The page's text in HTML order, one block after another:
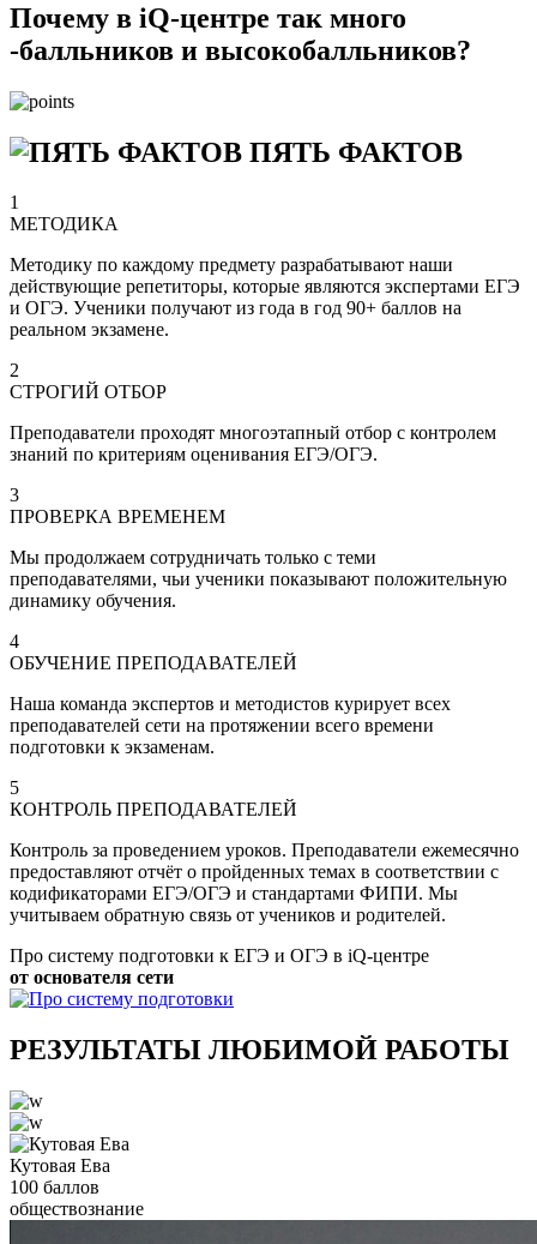
Почему в iQ-центре так много
-балльников и высокобалльников?
ПЯТЬ ФАКТОВ
1
МЕТОДИКА
Методику по каждому предмету разрабатывают наши
действующие репетиторы, которые являются экспертами ЕГЭ
и ОГЭ. Ученики получают из года в год 90+ баллов на
реальном экзамене.
2
СТРОГИЙ ОТБОР
Преподаватели проходят многоэтапный отбор с контролем
знаний по критериям оценивания ЕГЭ/ОГЭ.
3
ПРОВЕРКА ВРЕМЕНЕМ
Мы продолжаем сотрудничать только с теми
преподавателями, чьи ученики показывают положительную
динамику обучения.
4
ОБУЧЕНИЕ ПРЕПОДАВАТЕЛЕЙ
Наша команда экспертов и методистов курирует всех
преподавателей сети на протяжении всего времени
подготовки к экзаменам.
5
КОНТРОЛЬ ПРЕПОДАВАТЕЛЕЙ
Контроль за проведением уроков. Преподаватели ежемесячно
предоставляют отчёт о пройденных темах в соответствии с
кодификаторами ЕГЭ/ОГЭ и стандартами ФИПИ. Мы
учитываем обратную связь от учеников и родителей.
Про систему подготовки к ЕГЭ и ОГЭ в iQ-центре
от основателя сети
РЕЗУЛЬТАТЫ ЛЮБИМОЙ РАБОТЫ
Кутовая Ева
100 баллов
обществознание